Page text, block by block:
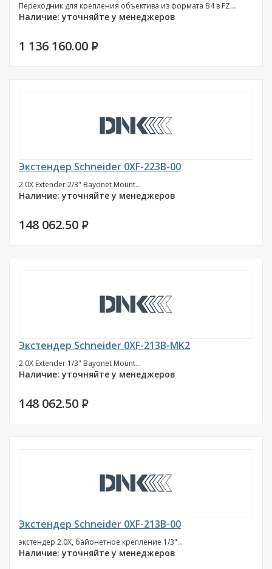
Переходник для крепления объектива из формата B4 в FZ...
Наличие: уточняйте у менеджеров
1 136 160.00 P
Экстендер Schneider 0XF-223B-00
2.0X Extender 2/3" Bayonet Mount...
Наличие: уточняйте у менеджеров
148 062.50 P
Экстендер Schneider 0XF-213B-MK2
2.0X Extender 1/3" Bayonet Mount...
Наличие: уточняйте у менеджеров
148 062.50 P
Экстендер Schneider 0XF-213B-00
экстендер 2.0X, байонетное крепление 1/3"...
Наличие: уточняйте у менеджеров